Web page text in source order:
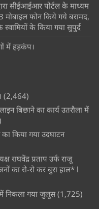
सीईआईआर पोर्टल के माध्यम
फोन किये गये बरामद,
के किया गया सुपुर्द
में हड़कंप।
(2,464)
बिछाने का कार्य उतरौला में
किया गया उदघाटन
राघवेंद्र प्रताप उर्फ राजू
का रो-रो कर बुरा हाल* l
निकला गया जुलूस (1,725)